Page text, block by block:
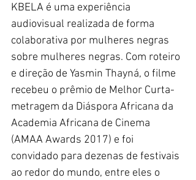
KBELA é uma experiência
audiovisual realizada de forma
colaborativa por mulheres negras
sobre mulheres negras. Com roteiro
e direção de Yasmin Thayná, o filme
recebeu o prêmio de Melhor Curta-
metragem da Diáspora Africana da
Academia Africana de Cinema
(AMAA Awards 2017) e foi
convidado para dezenas de festivais
ao redor do mundo, entre eles o